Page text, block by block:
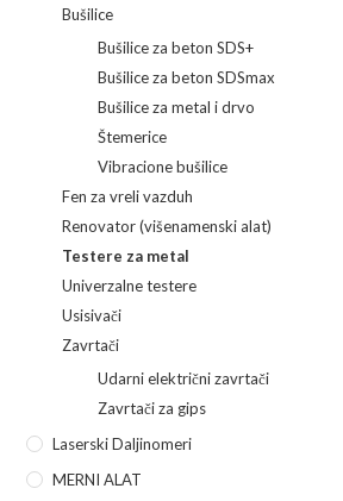
Bušilice
Bušilice za beton SDS+
Bušilice za beton SDSmax
Bušilice za metal i drvo
Štemerice
Vibracione bušilice
Fen za vreli vazduh
Renovator (višenamenski alat)
Testere za metal
Univerzalne testere
Usisivači
Zavrtači
Udarni električni zavrtači
Zavrtači za gips
Laserski Daljinomeri
MERNI ALAT